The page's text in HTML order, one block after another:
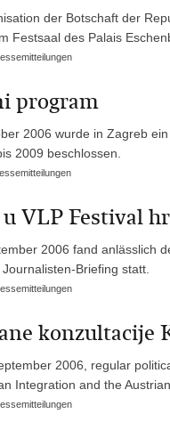
der Botschaft der
Festsaal des Palais
program
2006 wurde in Zagreb
2009 beschlossen.
VLP Festival
2006 fand anlässlich
Briefing statt.
konzultacije
2006, regular
Integration and the